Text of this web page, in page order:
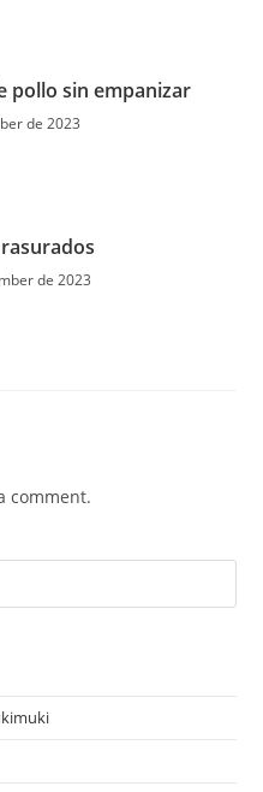
pollo sin empanizar
de 2023
de 2023
comment.